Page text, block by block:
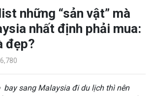
những “sản vật” mà
nhất định phải mua:
đẹp?
6,780
bay sang Malaysia đi du lịch thì nên